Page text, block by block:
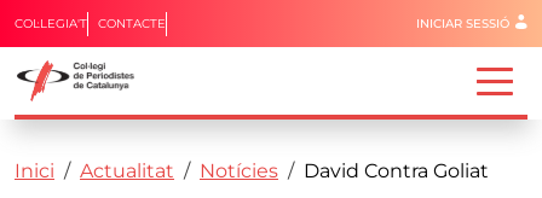
Vés al contingut
Capçalera
COL·LEGIA'T CONTACTE Menú del
INICIAR SESSIÓ
Fil d'ariadna
Inici Actualitat Notícies David Contra Goliat